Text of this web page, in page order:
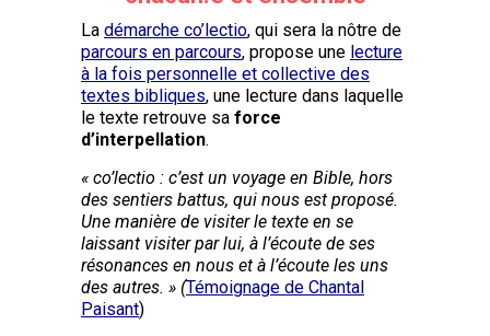
La démarche co’lectio, qui sera la nôtre de
parcours en parcours, propose une lecture
à la fois personnelle et collective des
textes bibliques, une lecture dans laquelle
le texte retrouve sa force
d’interpellation.
« co’lectio : c’est un voyage en Bible, hors
des sentiers battus, qui nous est proposé.
Une manière de visiter le texte en se
laissant visiter par lui, à l’écoute de ses
résonances en nous et à l’écoute les uns
des autres. » (Témoignage de Chantal
Paisant)